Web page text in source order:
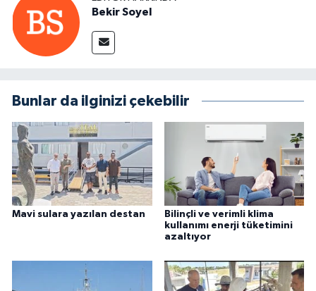
Bekir Soyel
Bunlar da ilginizi çekebilir
Mavi sulara yazılan destan
Bilinçli ve verimli klima
kullanımı enerji tüketimini
azaltıyor